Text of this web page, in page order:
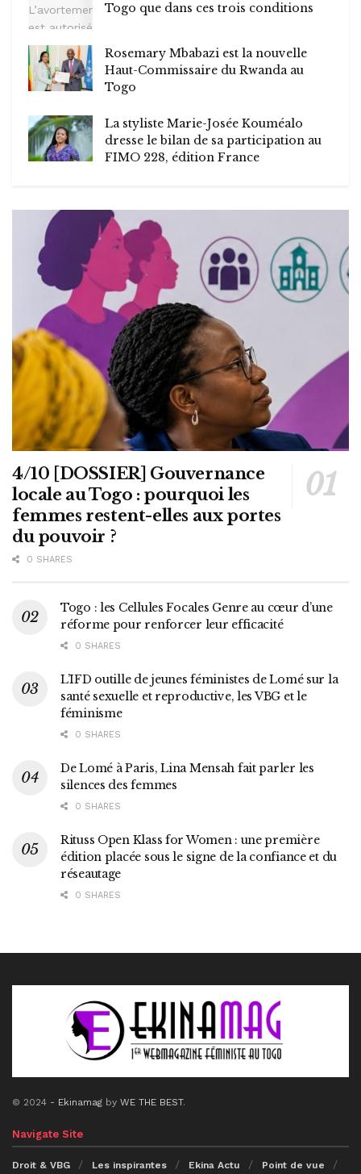
Togo que dans ces trois conditions
Rosemary Mbabazi est la nouvelle
Haut-Commissaire du Rwanda au
Togo
La styliste Marie-Josée Kouméalo
dresse le bilan de sa participation au
FIMO 228, édition France
4/10 [DOSSIER] Gouvernance
locale au Togo : pourquoi les
femmes restent-elles aux portes
du pouvoir ?
0 SHARES
Togo : les Cellules Focales Genre au cœur d’une
réforme pour renforcer leur efficacité
0 SHARES
L’IFD outille de jeunes féministes de Lomé sur la
santé sexuelle et reproductive, les VBG et le
féminisme
0 SHARES
De Lomé à Paris, Lina Mensah fait parler les
silences des femmes
0 SHARES
Rituss Open Klass for Women : une première
édition placée sous le signe de la confiance et du
réseautage
0 SHARES
© 2024 - Ekinamag by WE THE BEST.
Navigate Site
Droit & VBG Les inspirantes Ekina Actu Point de vue